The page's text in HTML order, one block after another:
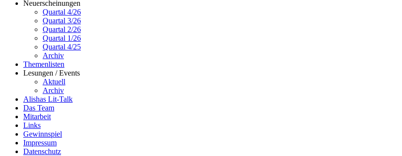
Neuerscheinungen
Quartal 4/26
Quartal 3/26
Quartal 2/26
Quartal 1/26
Quartal 4/25
Archiv
Themenlisten
Lesungen / Events
Aktuell
Archiv
Alishas Lit-Talk
Das Team
Mitarbeit
Links
Gewinnspiel
Impressum
Datenschutz